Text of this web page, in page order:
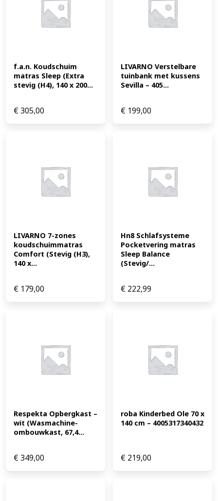
f.a.n. Koudschuim
matras Sleep (Extra
stevig (H4), 140 x 200...
€305,00
LIVARNO Verstelbare
tuinbank met kussens
Sevilla – 405...
€ 199,00
LIVARNO 7-zones
koudschuimmatras
Comfort (Stevig (H3),
140 x...
€ 179,00
Hn8 Schlafsysteme
Pocketvering matras
Sleep Balance
(Stevig/...
€ 222,99
Respekta Opbergkast –
wit (Wasmachine-
ombouwkast, 67,4...
€349,00
roba Kinderbed Ole 70 x
140 cm – 4005317340432
€ 219,00